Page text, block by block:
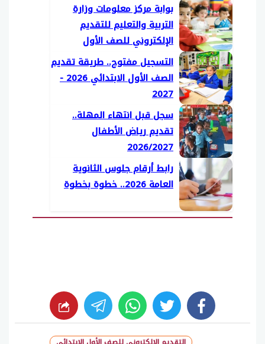
بوابة مركز معلومات وزارة
التربية والتعليم للتقديم
الإلكتروني للصف الأول
الابتدائي 2026/2027
التسجيل مفتوح.. طريقة تقديم
الصف الأول الابتدائي 2026 -
2027
سجل قبل انتهاء المهلة..
تقديم رياض الأطفال
2026/2027
رابط أرقام جلوس الثانوية
العامة 2026.. خطوة بخطوة
facebook
twitter
whats